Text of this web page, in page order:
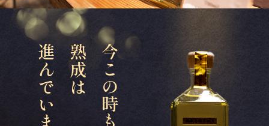
今この時も
熟成は